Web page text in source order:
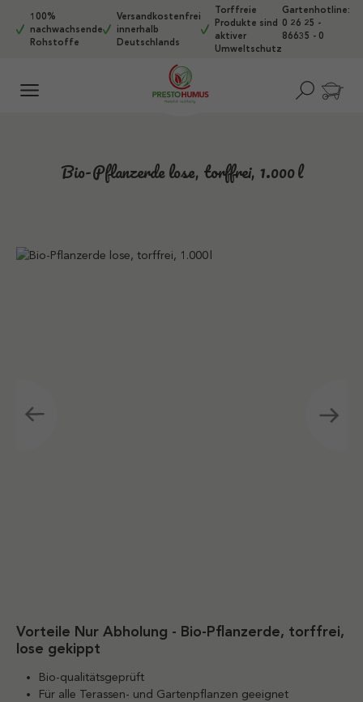
Zum Hauptinhalt springen
100%
nachwachsende
Rohstoffe
Versandkostenfrei
innerhalb
Deutschlands
Torffreie
Produkte sind
aktiver
Umweltschutz
Gartenhotline:
0 26 25 -
86635 - 0
Bio-Pflanzerde lose, torffrei, 1.000 l
Vorteile Nur Abholung - Bio-Pflanzerde, torffrei,
lose gekippt
Bio-qualitätsgeprüft
Für alle Terassen- und Gartenpflanzen geeignet